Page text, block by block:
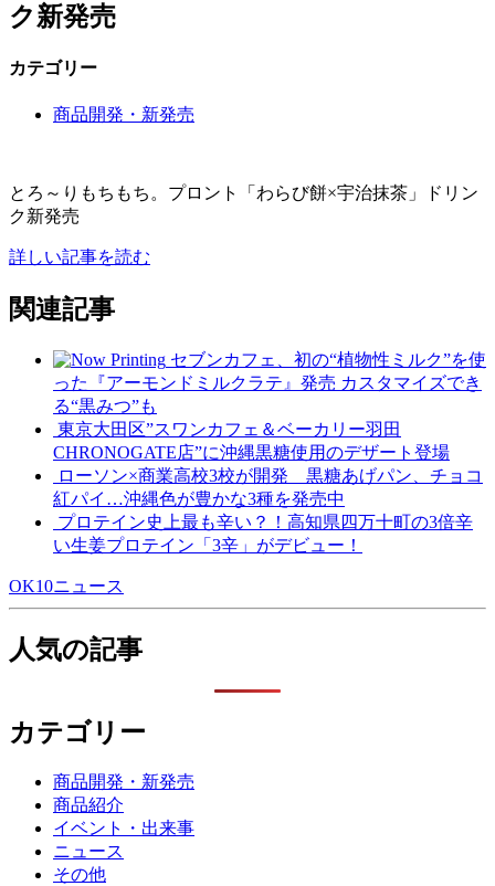
ク新発売
カテゴリー
商品開発・新発売
とろ～りもちもち。プロント「わらび餅×宇治抹茶」ドリン
ク新発売
詳しい記事を読む
関連記事
セブンカフェ、初の“植物性ミルク”を使
った『アーモンドミルクラテ』発売 カスタマイズでき
る“黒みつ”も
東京大田区”スワンカフェ＆ベーカリー羽田
CHRONOGATE店”に沖縄黒糖使用のデザート登場
ローソン×商業高校3校が開発 黒糖あげパン、チョコ
紅パイ…沖縄色が豊かな3種を発売中
プロテイン史上最も辛い？！高知県四万十町の3倍辛
い生姜プロテイン「3辛」がデビュー！
OK10ニュース
人気の記事
カテゴリー
商品開発・新発売
商品紹介
イベント・出来事
ニュース
その他